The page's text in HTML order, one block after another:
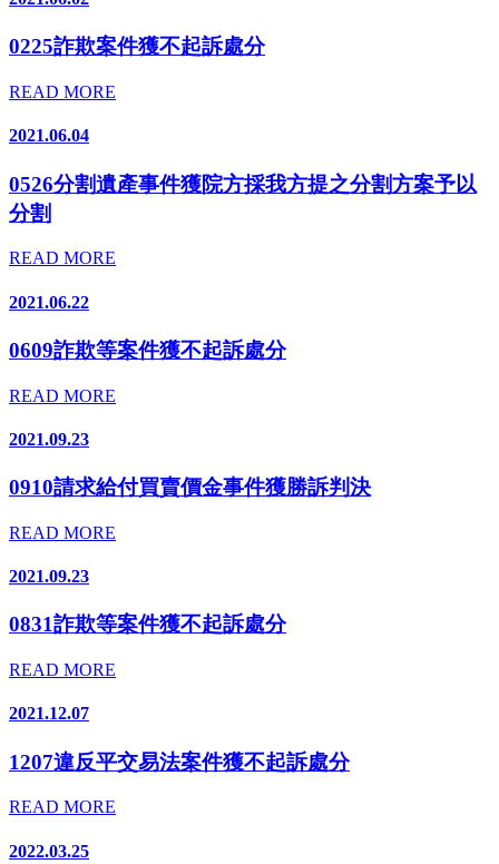
0225詐欺案件獲不起訴處分
READ MORE
2021.06.04
0526分割遺產事件獲院方採我方提之分割方案予以
分割
READ MORE
2021.06.22
0609詐欺等案件獲不起訴處分
READ MORE
2021.09.23
0910請求給付買賣價金事件獲勝訴判決
READ MORE
2021.09.23
0831詐欺等案件獲不起訴處分
READ MORE
2021.12.07
1207違反平交易法案件獲不起訴處分
READ MORE
2022.03.25